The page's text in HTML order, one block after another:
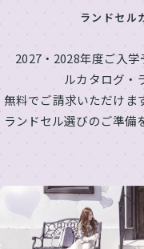
ランドセル
2027・2028年度ご入学
ルカタログ・
無料でご請求いただけま
ランドセル選びのご準備